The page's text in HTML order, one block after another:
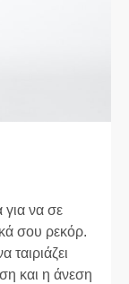
να σε
σου ρεκόρ.
ταιριάζει
και η άνεση